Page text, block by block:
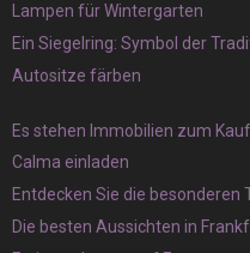
Lampen für Wintergarten
Ein Siegelring: Symbol der
Autositze färben
Es stehen Immobilien zum
Calma einladen
Entdecken Sie die besonderen
Die besten Aussichten in